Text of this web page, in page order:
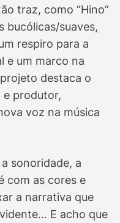
traz, como “Hino”
bucólicas/suaves,
respiro para a
e um marco na
destaca o
e produtor,
voz na música
sonoridade, a
com as cores e
a narrativa que
E acho que